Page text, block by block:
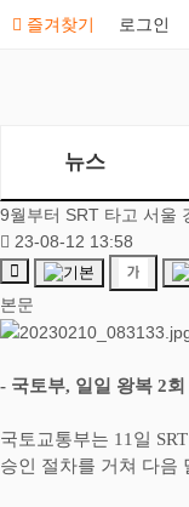
즐겨찾기 로그인
뉴스
9월부터 SRT 타고 서울
23-08-12 13:58
본문
- 국토부, 일일 왕복 2
국토교통부는 11 일 SRT
승인 절차를 거쳐 다음